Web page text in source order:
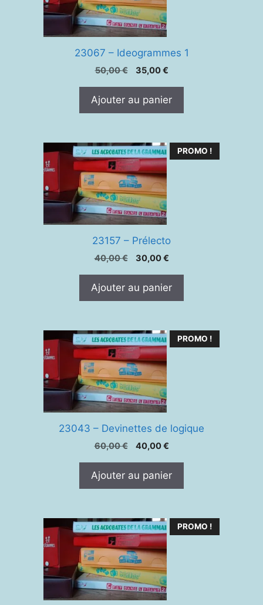
23067 – Ideogrammes 1
50,00€
Le
était :
35,00€Le
Ajouter au panier
PROMO !
23157 – Prélecto
40,00€
Le
était :
30,00€Le
Ajouter au panier
PROMO !
23043 – Devinettes de logique
60,00€
Le
était :
40,00€Le
Ajouter au panier
PROMO !